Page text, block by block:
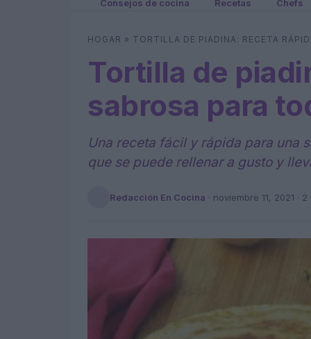
Consejos de cocina Recetas Chefs
HOGAR » TORTILLA DE PIADINA: RECETA
Tortilla de
sabrosa para
Una receta fácil y rápida para una
que se puede rellenar a gusto y
Redacción En Cocina · noviembre 11, 2021 ·